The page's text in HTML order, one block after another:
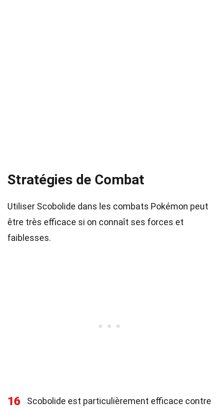
Stratégies de Combat
Utiliser Scobolide dans les combats Pokémon peut
être très efficace si on connaît ses forces et
faiblesses.
16
Scobolide est particulièrement efficace contre